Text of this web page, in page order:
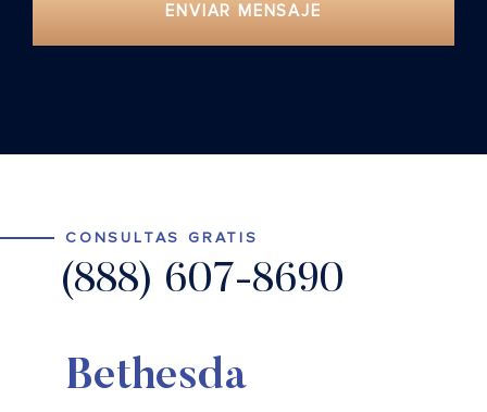
ENVIAR MENSAJE
CONSULTAS GRATIS
(888) 607-8690
Bethesda